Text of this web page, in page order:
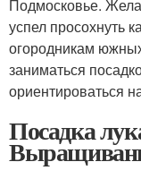
Подмосковье.
успел просохнуть
огородникам
заниматься
ориентироваться
Посадка